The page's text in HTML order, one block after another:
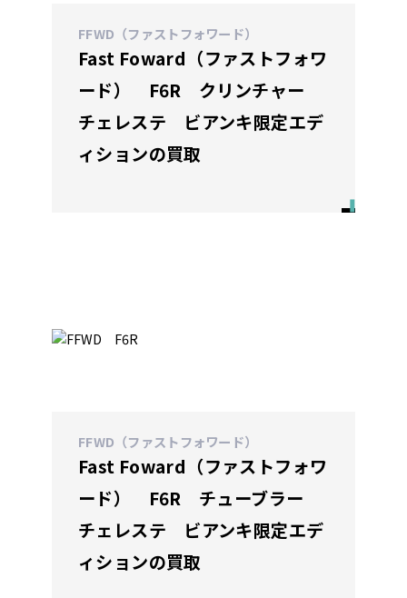
FFWD（ファストフォワード）
Fast Foward（ファストフォワ
ード） F6R クリンチャー
チェレステ ビアンキ限定エデ
ィションの買取
FFWD（ファストフォワード）
Fast Foward（ファストフォワ
ード） F6R チューブラー
チェレステ ビアンキ限定エデ
ィションの買取